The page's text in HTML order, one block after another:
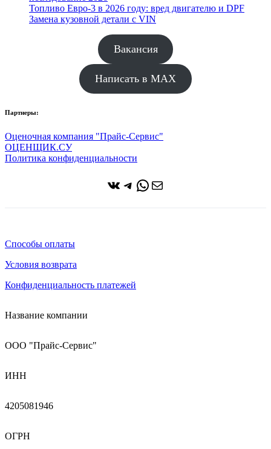
Топливо Евро-3 в 2026 году: вред двигателю и DPF
Замена кузовной детали с VIN
Вакансия
Написать в MAX
Партнеры:
Оценочная компания "Прайс-Сервис"
ОЦЕНЩИК.СУ
Политика конфиденциальности
ВКонтакте
Telegram
WhatsApp
Почта
Способы оплаты
Условия возврата
Конфиденциальность платежей
Название компании
ООО "Прайс-Сервис"
ИНН
4205081946
ОГРН